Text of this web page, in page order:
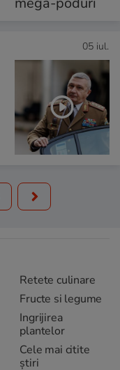
05 iul.
Retete culinare
Fructe si legume
Ingrijirea
plantelor
Cele mai citite
știri